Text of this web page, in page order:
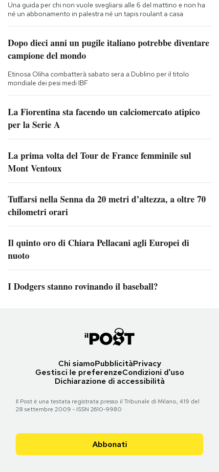
Una guida per chi non vuole svegliarsi alle 6 del mattino e non ha
né un abbonamento in palestra né un tapis roulant a casa
Dopo dieci anni un pugile italiano potrebbe diventare
campione del mondo
Etinosa Oliha combatterà sabato sera a Dublino per il titolo
mondiale dei pesi medi IBF
La Fiorentina sta facendo un calciomercato atipico
per la Serie A
La prima volta del Tour de France femminile sul
Mont Ventoux
Tuffarsi nella Senna da 20 metri d’altezza, a oltre 70
chilometri orari
Il quinto oro di Chiara Pellacani agli Europei di
nuoto
I Dodgers stanno rovinando il baseball?
Chi siamoPubblicitàPrivacy
Gestisci le preferenzeCondizioni d'uso
Dichiarazione di accessibilità
Il Post è una testata registrata presso il Tribunale di Milano, 419 del
28 settembre 2009 - ISSN 2610-9980
Abbonati